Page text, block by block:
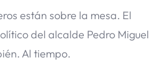
están sobre la mesa. El
del alcalde Pedro Miguel
Al tiempo.